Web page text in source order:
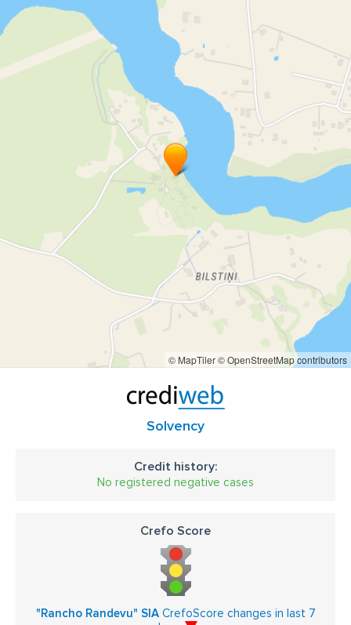
© MapTiler© OpenStreetMap contributors
Solvency
Credit history:
No registered negative cases
Crefo Score
"Rancho Randevu" SIACrefoScore changes in last 7